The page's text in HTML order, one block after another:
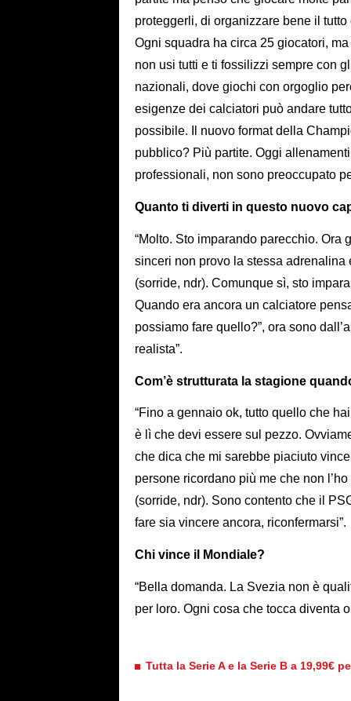
proteggerli, di organizzare bene il
Ogni squadra ha circa 25 giocatori,
non usi tutti e ti fossilizzi sempre con
nazionali, dove giochi con orgoglio
esigenze dei calciatori può andare
possibile. Il nuovo format della
pubblico? Più partite. Oggi
professionali, non sono preoccupato
Quanto ti diverti in questo nuovo
“Molto. Sto imparando parecchio. Ora
sinceri non provo la stessa
(sorride, ndr). Comunque sì, sto
Quando era ancora un calciatore
possiamo fare quello?”, ora sono
realista”.
Com’è strutturata la stagione
“Fino a gennaio ok, tutto quello che
è lì che devi essere sul pezzo.
che dica che mi sarebbe piaciuto
persone ricordano più me che non
(sorride, ndr). Sono contento che il
fare sia vincere ancora, riconfermarsi”.
Chi vince il Mondiale?
“Bella domanda. La Svezia non è
per loro. Ogni cosa che tocca diventa
Tutta la Serie A e la Serie B a 19,99€